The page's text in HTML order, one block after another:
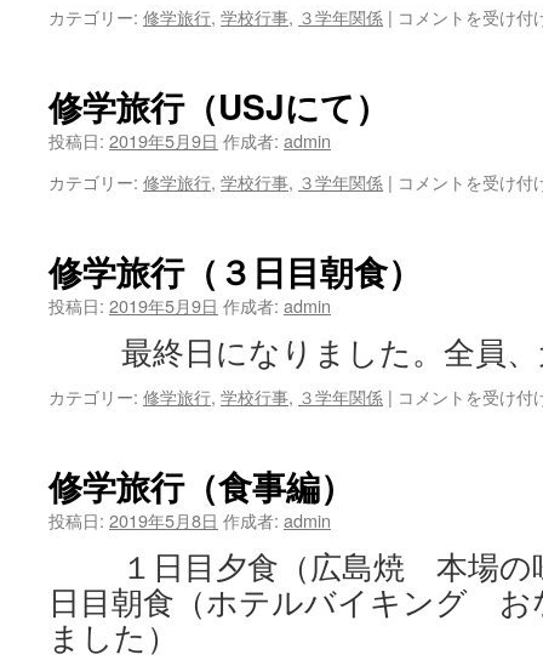
カテゴリー: 修学旅行, 学校行事, ３学年関係 | 修
②）
コメントを受け付
修学旅行（USJにて）
投稿日: 2019年5月9日 作成者: admin
カテゴリー: 修学旅行, 学校行事, ３学年関係 | 修
（USJ
は
コメントを受け付
修学旅行（３日目朝食）
投稿日: 2019年5月9日 作成者: admin
最終日になりました。全員、
カテゴリー: 修学旅行, 学校行事, ３学年関係 | 修
朝
食）
は
コメントを受け付
修学旅行（食事編）
投稿日: 2019年5月8日 作成者: admin
１日目夕食（広島焼 本場の
日目朝食（ホテルバイキング お
ました）